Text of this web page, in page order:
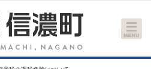
イズ
縮小 標準 拡大